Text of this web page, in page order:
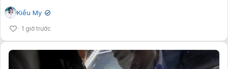
Kiều My ✔
1 giờ trước